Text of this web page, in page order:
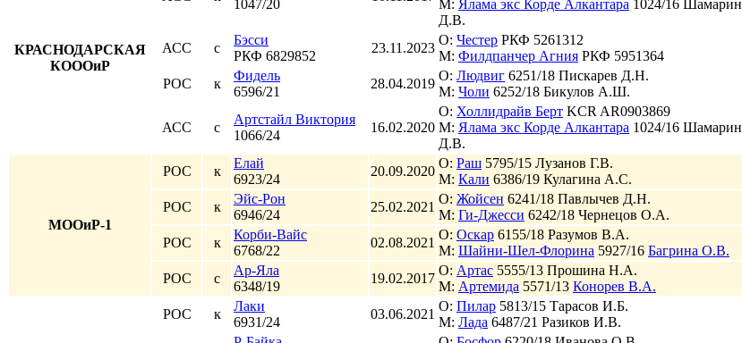
КРАСНОДАРСКАЯ
КОООиР
1047/20
М: Ялама экс Корде Алкантара 1024/16 Шамарин
Д.В.
АСС с
Бэсси
РКФ 6829852
23.11.2023
О: Честер РКФ 5261312
М: Филдпанчер Агния РКФ 5951364
РОС к
Фидель
6596/21
28.04.2019
О: Людвиг 6251/18 Пискарев Д.Н.
М: Чоли 6252/18 Бикулов А.Ш.
АСС с
Артстайл Виктория
1066/24
16.02.2020
О: Холлидрайв Берт KCR AR0903869
М: Ялама экс Корде Алкантара 1024/16 Шамарин
Д.В.
МООиР-1
РОС к
Елай
6923/24
20.09.2020
О: Раш 5795/15 Лузанов Г.В.
М: Кали 6386/19 Кулагина А.С.
РОС к
Эйс-Рон
6946/24
25.02.2021
О: Жойсен 6241/18 Павлычев Д.Н.
М: Ги-Джесси 6242/18 Чернецов О.А.
РОС к
Корби-Вайс
6768/22
02.08.2021
О: Оскар 6155/18 Разумов В.А.
М: Шайни-Шел-Флорина 5927/16 Багрина О.В.
РОС с
Ар-Яла
6348/19
19.02.2017
О: Артас 5555/13 Прошина Н.А.
М: Артемида 5571/13 Конорев В.А.
РОС к
Лаки
6931/24
03.06.2021
О: Пилар 5813/15 Тарасов И.Б.
М: Лада 6487/21 Разиков И.В.